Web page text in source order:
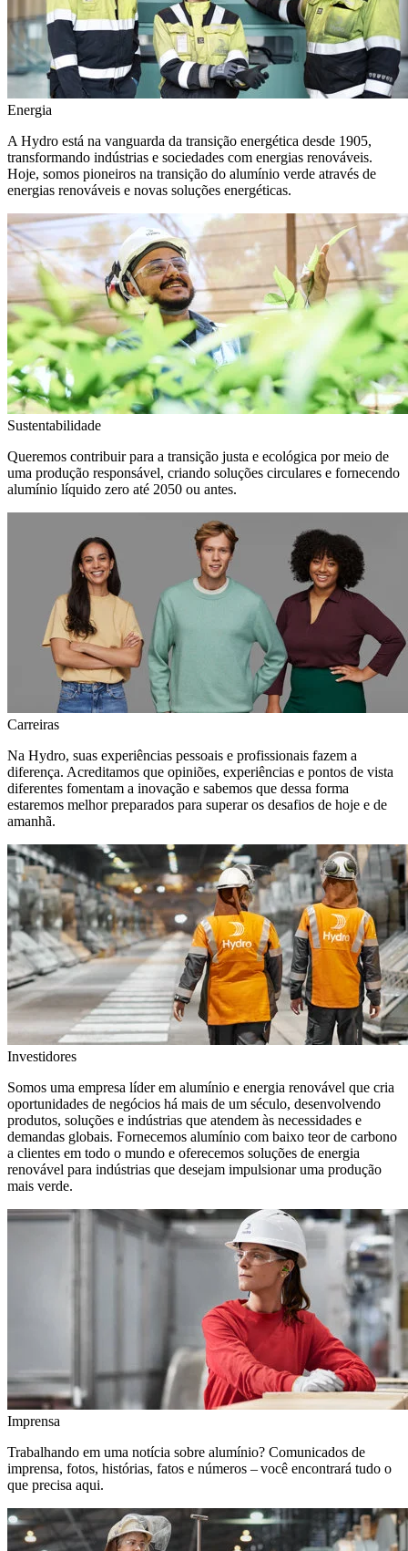
Energia
A Hydro está na vanguarda da transição energética desde 1905,
transformando indústrias e sociedades com energias renováveis.
Hoje, somos pioneiros na transição do alumínio verde através de
energias renováveis e novas soluções energéticas.
Sustentabilidade
Queremos contribuir para a transição justa e ecológica por meio de
uma produção responsável, criando soluções circulares e fornecendo
alumínio líquido zero até 2050 ou antes.
Carreiras
Na Hydro, suas experiências pessoais e profissionais fazem a
diferença. Acreditamos que opiniões, experiências e pontos de vista
diferentes fomentam a inovação e sabemos que dessa forma
estaremos melhor preparados para superar os desafios de hoje e de
amanhã.
Investidores
Somos uma empresa líder em alumínio e energia renovável que cria
oportunidades de negócios há mais de um século, desenvolvendo
produtos, soluções e indústrias que atendem às necessidades e
demandas globais. Fornecemos alumínio com baixo teor de carbono
a clientes em todo o mundo e oferecemos soluções de energia
renovável para indústrias que desejam impulsionar uma produção
mais verde.
Imprensa
Trabalhando em uma notícia sobre alumínio? Comunicados de
imprensa, fotos, histórias, fatos e números – você encontrará tudo o
que precisa aqui.